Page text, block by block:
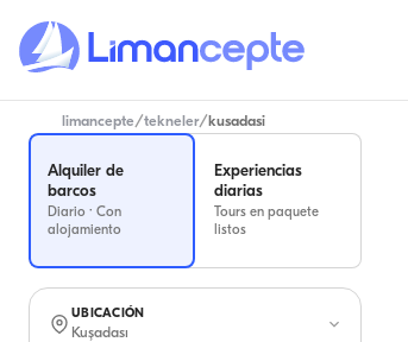
limancepte/tekneler/ kusadasi
Alquiler de
barcos
Diario · Con
alojamiento
Experiencias
diarias
Tours en paquete
listos
UBICACIÓN
Kuşadası